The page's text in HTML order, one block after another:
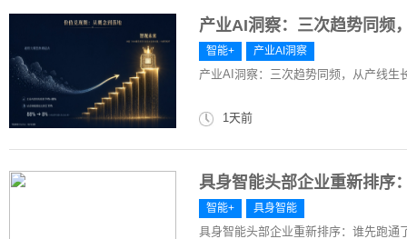
产业AI洞察：三次趋势同频
智能+ 产业AI洞察
产业AI洞察：三次趋势同频，从产线生
1天前
具身智能头部企业重新排序
智能+ 具身智能
具身智能头部企业重新排序：谁先跑通